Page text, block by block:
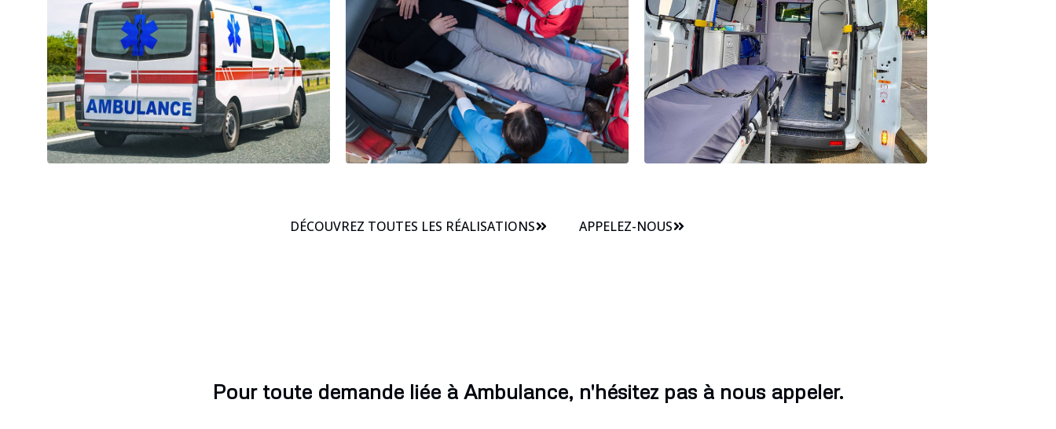
DÉCOUVREZ TOUTES LES RÉALISATIONS APPELEZ-NOUS
Pour toute demande liée à Ambulance, n'hésitez pas à nous appeler.